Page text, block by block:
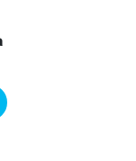
2025
op zondag 9